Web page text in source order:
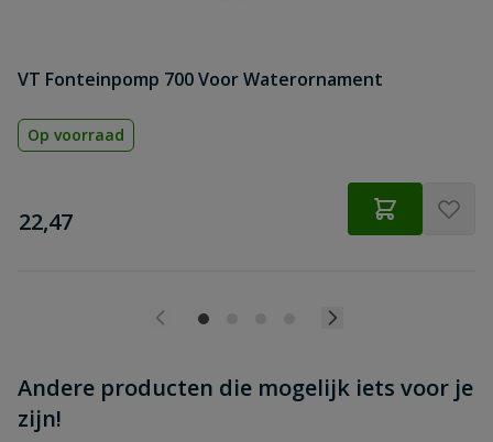
Beoordeling versturen
VT Fonteinpomp 700 Voor Waterornament
Op voorraad
€
22,47
Andere producten die mogelijk iets voor je
zijn!